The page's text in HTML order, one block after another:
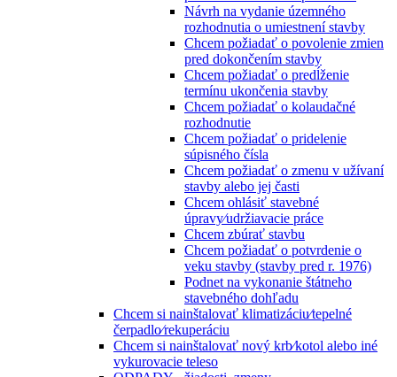
Návrh na vydanie územného
rozhodnutia o umiestnení stavby
Chcem požiadať o povolenie zmien
pred dokončením stavby
Chcem požiadať o predĺženie
termínu ukončenia stavby
Chcem požiadať o kolaudačné
rozhodnutie
Chcem požiadať o pridelenie
súpisného čísla
Chcem požiadať o zmenu v užívaní
stavby alebo jej časti
Chcem ohlásiť stavebné
úpravy⁄udržiavacie práce
Chcem zbúrať stavbu
Chcem požiadať o potvrdenie o
veku stavby (stavby pred r. 1976)
Podnet na vykonanie štátneho
stavebného dohľadu
Chcem si nainštalovať klimatizáciu⁄tepelné
čerpadlo⁄rekuperáciu
Chcem si nainštalovať nový krb⁄kotol alebo iné
vykurovacie teleso